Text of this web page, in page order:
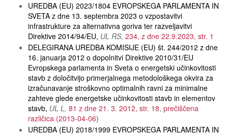
UREDBA (EU) 2023/1804 EVROPSKEGA PARLAMENTA IN
SVETA z dne 13. septembra 2023 o vzpostavitvi
infrastrukture za alternativna goriva ter razveljavitvi
Direktive 2014/94/EU UL RS 234, z dne 22.9.2023, str. 1
DELEGIRANA UREDBA KOMISIJE (EU) št. 244/2012 z dne
16. januarja 2012 o dopolnitvi Direktive 2010/31/EU
Evropskega parlamenta in Sveta o energetski učinkovitosti
stavb z določitvijo primerjalnega metodološkega okvira za
izračunavanje stroškovno optimalnih ravni za minimalne
zahteve glede energetske učinkovitosti stavb in elementov
stavb UL L 81 z dne 21. 3. 2012, str. 18 prečiščena
različica (2013-04-06)
UREDBA (EU) 2018/1999 EVROPSKEGA PARLAMENTA IN